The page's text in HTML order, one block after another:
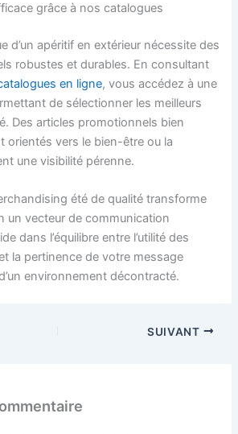
grâce à nos catalogues
d’un apéritif en extérieur nécessite des
robustes et durables. En consultant
en ligne, vous accédez à une
de sélectionner les meilleurs
Des articles promotionnels bien
orientés vers le bien-être ou la
une visibilité pérenne.
été de qualité transforme
un vecteur de communication
dans l’équilibre entre l’utilité des
la pertinence de votre message
environnement décontracté.
SUIVANT